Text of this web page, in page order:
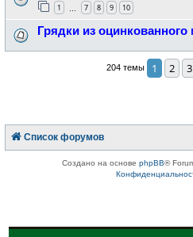
1 7 8 9 10
Грядки из оцинкованного
204 темы 1 2 3
Список форумов
Создано на основе phpBB®